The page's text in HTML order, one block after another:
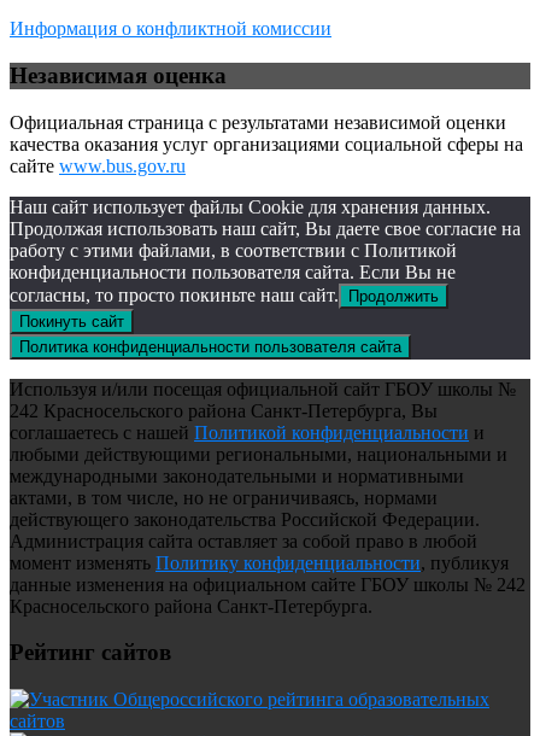
Информация о конфликтной комиссии
Независимая оценка
Официальная страница с результатами независимой оценки
качества оказания услуг организациями социальной сферы на
сайте www.bus.gov.ru
Наш сайт использует файлы Cookie для хранения данных.
Продолжая использовать наш сайт, Вы даете свое согласие на
работу с этими файлами, в соответствии с Политикой
конфиденциальности пользователя сайта. Если Вы не
согласны, то просто покиньте наш сайт.
Продолжить
Покинуть сайт
Политика конфиденциальности пользователя сайта
Используя и/или посещая официальной сайт ГБОУ школы №
242 Красносельского района Санкт-Петербурга, Вы
соглашаетесь с нашей Политикой конфиденциальности и
любыми действующими региональными, национальными и
международными законодательными и нормативными
актами, в том числе, но не ограничиваясь, нормами
действующего законодательства Российской Федерации.
Администрация сайта оставляет за собой право в любой
момент изменять Политику конфиденциальности, публикуя
данные изменения на официальном сайте ГБОУ школы № 242
Красносельского района Санкт-Петербурга.
Рейтинг сайтов